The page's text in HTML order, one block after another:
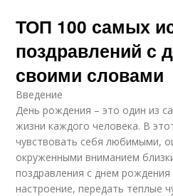
ТОП 100 самых
поздравлений с
своими словами
Введение
День рождения – это один из
жизни каждого человека. В
чувствовать себя любимыми,
окруженными вниманием
поздравления с днем
настроение, передать теплые